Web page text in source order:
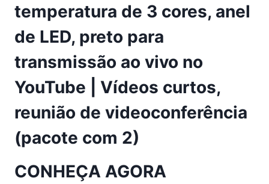
temperatura de 3 cores, anel
de LED, preto para
transmissão ao vivo no
YouTube | Vídeos curtos,
reunião de videoconferência
(pacote com 2)
CONHEÇA AGORA